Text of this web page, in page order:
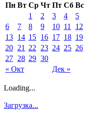
Пн Вт Ср Чт Пт Сб Вс
« Окт Дек »
1 2 3 4
5
6
7 8 9 10 11
12
13 14 15 16 17 18 19
20 21 22 23 24 25 26
27 28 29 30
Loading...
Загрузка...